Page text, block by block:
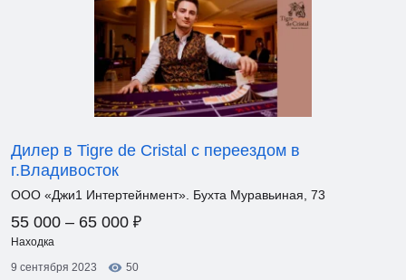
Дилер в Tigre de Cristal с переездом в
г.Владивосток
ООО «Джи1 Интертейнмент». Бухта Муравьиная, 73
55 000 – 65 000 ₽
Находка
9 сентября 2023
50